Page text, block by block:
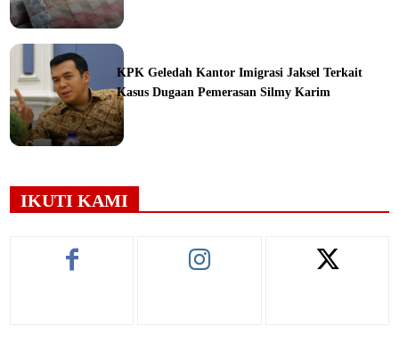
KPK Geledah Kantor Imigrasi Jaksel Terkait
Kasus Dugaan Pemerasan Silmy Karim
IKUTI KAMI